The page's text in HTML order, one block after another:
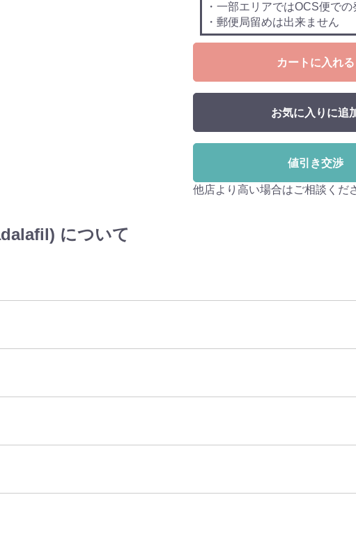
・一部エリアではOCS便で
・郵便局留めは出来ません
カートに入れる
お気に入りに追
値引き交渉
他店より高い場合はご相談くだ
について